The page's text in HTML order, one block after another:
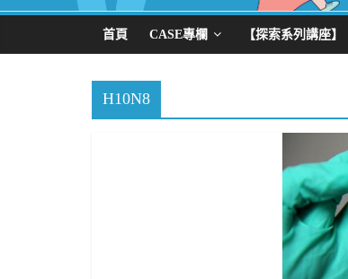
首頁 CASE專欄 【探索系列講座】
H10N8